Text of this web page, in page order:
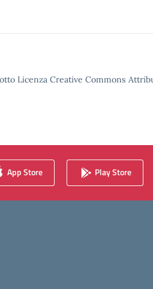
Licenza Creative Commons
App Store Play Store